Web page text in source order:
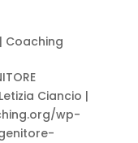
| Coaching
Ciancio |
wp-